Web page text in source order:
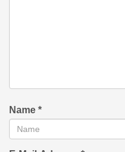
Name *